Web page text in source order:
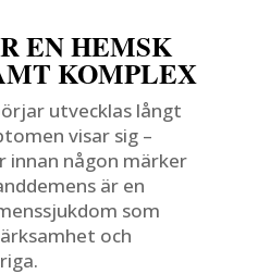
EN HEMSK
KOMPLEX
utvecklas långt
visar sig –
innan någon märker
är en
som
och